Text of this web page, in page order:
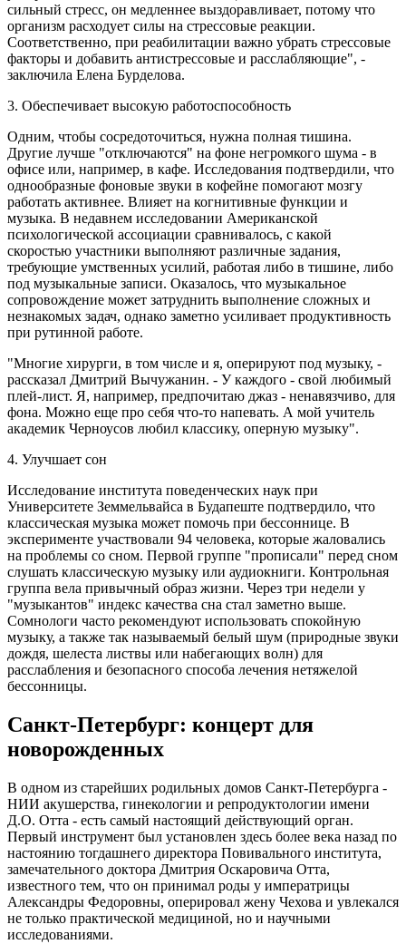
сильный стресс, он медленнее выздоравливает, потому что
организм расходует силы на стрессовые реакции.
Соответственно, при реабилитации важно убрать стрессовые
факторы и добавить антистрессовые и расслабляющие", -
заключила Елена Бурделова.
3. Обеспечивает высокую работоспособность
Одним, чтобы сосредоточиться, нужна полная тишина.
Другие лучше "отключаются" на фоне негромкого шума - в
офисе или, например, в кафе. Исследования подтвердили, что
однообразные фоновые звуки в кофейне помогают мозгу
работать активнее. Влияет на когнитивные функции и
музыка. В недавнем исследовании Американской
психологической ассоциации сравнивалось, с какой
скоростью участники выполняют различные задания,
требующие умственных усилий, работая либо в тишине, либо
под музыкальные записи. Оказалось, что музыкальное
сопровождение может затруднить выполнение сложных и
незнакомых задач, однако заметно усиливает продуктивность
при рутинной работе.
"Многие хирурги, в том числе и я, оперируют под музыку, -
рассказал Дмитрий Вычужанин. - У каждого - свой любимый
плей-лист. Я, например, предпочитаю джаз - ненавязчиво, для
фона. Можно еще про себя что-то напевать. А мой учитель
академик Черноусов любил классику, оперную музыку".
4. Улучшает сон
Исследование института поведенческих наук при
Университете Земмельвайса в Будапеште подтвердило, что
классическая музыка может помочь при бессоннице. В
эксперименте участвовали 94 человека, которые жаловались
на проблемы со сном. Первой группе "прописали" перед сном
слушать классическую музыку или аудиокниги. Контрольная
группа вела привычный образ жизни. Через три недели у
"музыкантов" индекс качества сна стал заметно выше.
Сомнологи часто рекомендуют использовать спокойную
музыку, а также так называемый белый шум (природные звуки
дождя, шелеста листвы или набегающих волн) для
расслабления и безопасного способа лечения нетяжелой
бессонницы.
Санкт-Петербург: концерт для
новорожденных
В одном из старейших родильных домов Санкт-Петербурга -
НИИ акушерства, гинекологии и репродуктологии имени
Д.О. Отта - есть самый настоящий действующий орган.
Первый инструмент был установлен здесь более века назад по
настоянию тогдашнего директора Повивального института,
замечательного доктора Дмитрия Оскаровича Отта,
известного тем, что он принимал роды у императрицы
Александры Федоровны, оперировал жену Чехова и увлекался
не только практической медициной, но и научными
исследованиями.